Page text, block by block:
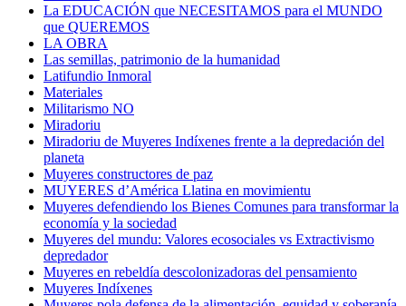
La EDUCACIÓN que NECESITAMOS para el MUNDO
que QUEREMOS
LA OBRA
Las semillas, patrimonio de la humanidad
Latifundio Inmoral
Materiales
Militarismo NO
Miradoriu
Miradoriu de Muyeres Indíxenes frente a la depredación del
planeta
Muyeres constructores de paz
MUYERES d’América Llatina en movimientu
Muyeres defendiendo los Bienes Comunes para transformar la
economía y la sociedad
Muyeres del mundu: Valores ecosociales vs Extractivismo
depredador
Muyeres en rebeldía descolonizadoras del pensamiento
Muyeres Indíxenes